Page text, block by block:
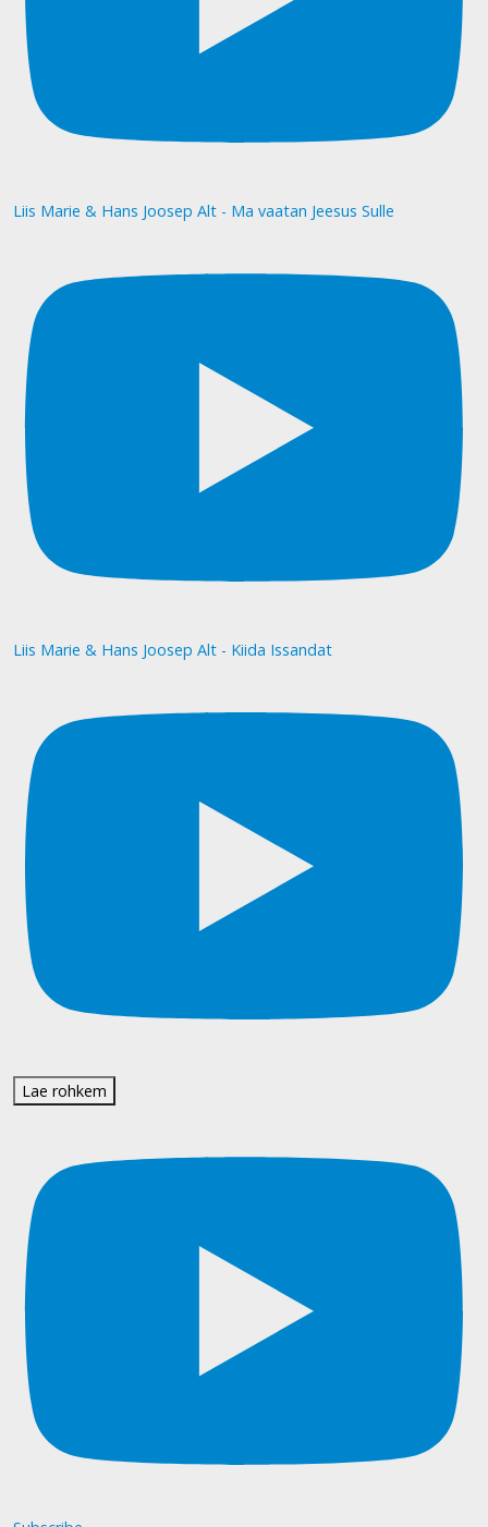
Liis Marie & Hans Joosep Alt - Ma vaatan Jeesus Sulle
Liis Marie & Hans Joosep Alt - Kiida Issandat
Lae rohkem